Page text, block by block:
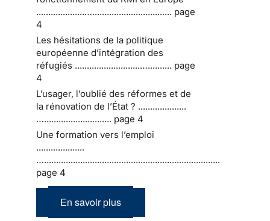
....................…................................. page
4
Les hésitations de la politique
européenne d’intégration des
réfugiés ...........................….......... page
4
L’usager, l’oublié des réformes et de
la rénovation de l’État ? ....................
…............................ page 4
Une formation vers l’emploi
....................
….........................................................................
page 4
En savoir plus